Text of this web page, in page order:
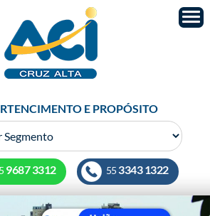
E PROPÓSITO
55 3343 1322
9687 3312